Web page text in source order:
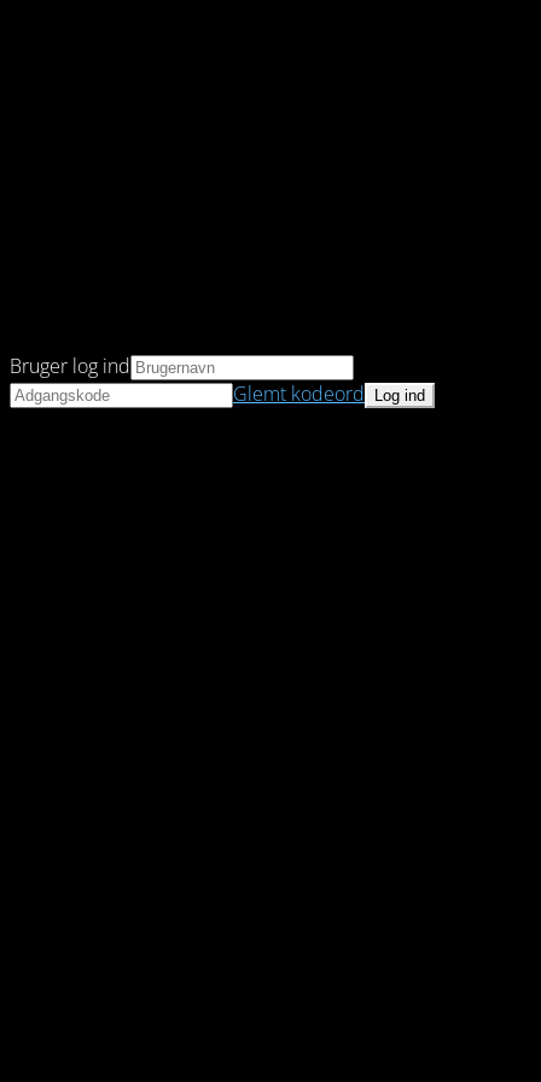
Bruger log ind
Glemt kodeord